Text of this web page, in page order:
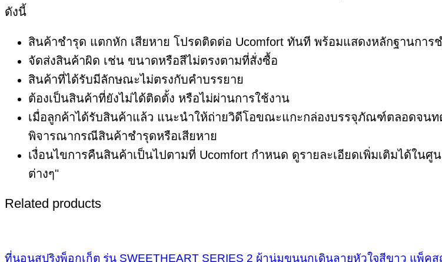
ดังนี้
สินค้าชำรุด แตกหัก เสียหาย โปรดติดต่อ Ucomfort ทันที พร้อมแสดงหลักฐานการ
จัดส่งสินค้าผิด เช่น ขนาดหรือสีไม่ตรงตามที่สั่งซื้อ
สินค้าที่ได้รับมีลักษณะไม่ตรงกับคำบรรยาย
ต้องเป็นสินค้าที่ยังไม่ได้ติดตั้ง หรือไม่ผ่านการใช้งาน
เมื่อลูกค้าได้รับสินค้าแล้ว แนะนำให้ถ่ายวิดีโอขณะแกะกล่องบรรจุภัณฑ์ตลอดจนท
พิจารณากรณีสินค้าชำรุดหรือเสียหาย
เงื่อนไขการคืนสินค้าเป็นไปตามที่ Ucomfort กำหนด ดูรายละเอียดเพิ่มเติมได้ใน
ต่างๆ"
Related products
ที่นอนสปริงพ็อกเก็ต รุ่น SWEETHEART SERIES 2 ผ้านุ่มขนนกเดินลายหัวใจสีขาว แพ็ค